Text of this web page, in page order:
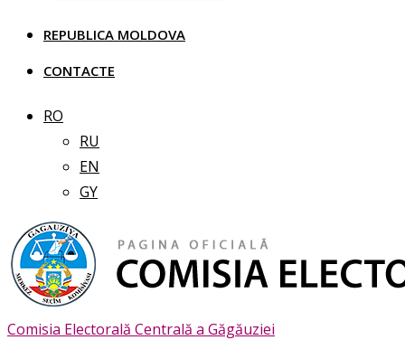
REPUBLICA MOLDOVA
CONTACTE
RO
RU
EN
GY
Comisia Electorală Centrală a Găgăuziei